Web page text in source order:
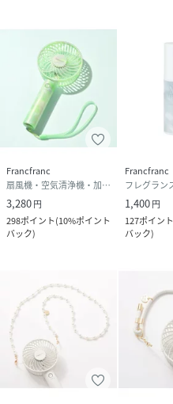
Francfranc
扇風機・空気清浄機・加湿器
3,280円
298ポイント(10%ポイント
バック)
Francfranc
1,400円
127ポイント
バック)